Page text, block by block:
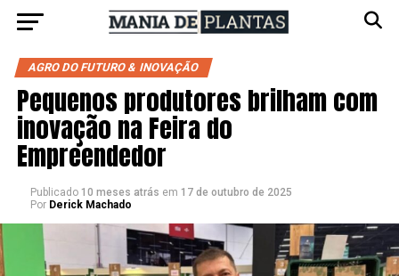
AGRO DO FUTURO & INOVAÇÃO
Pequenos produtores brilham com
inovação na Feira do
Empreendedor
Publicado 10 meses atrás em 17 de outubro de 2025
Por Derick Machado